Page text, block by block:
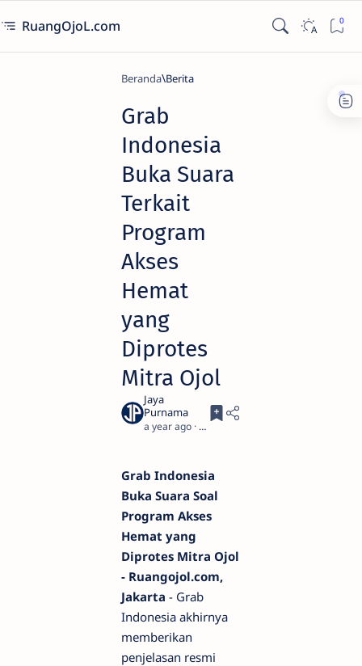
RuangOjoL.com
Beranda Berita
Grab
Indonesia
Buka Suara
Terkait
Program
Akses
Hemat
yang
Diprotes
Mitra Ojol
a year ago 3
Grab Indonesia
Buka Suara Soal
Program Akses
Hemat yang
Diprotes Mitra Ojol
- Ruangojol.com,
Jakarta - Grab
Indonesia akhirnya
memberikan
penjelasan resmi